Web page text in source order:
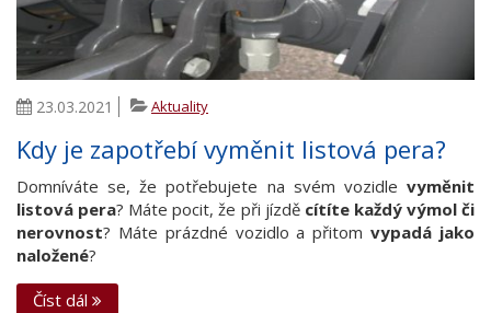
23.03.2021 Aktuality
Kdy je zapotřebí vyměnit listová pera?
Domníváte se, že potřebujete na svém vozidle vyměnit
listová pera? Máte pocit, že při jízdě cítíte každý výmol či
nerovnost? Máte prázdné vozidlo a přitomvypadá jako
naložené?
Číst dál